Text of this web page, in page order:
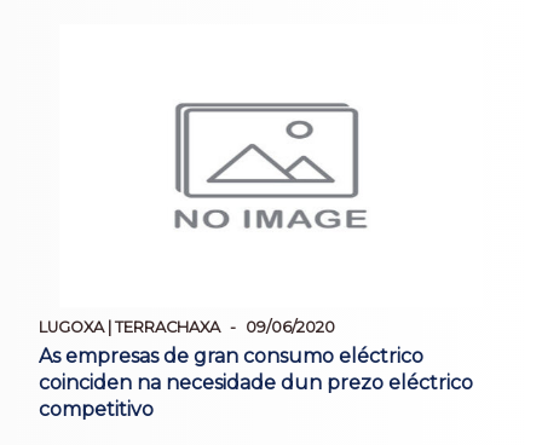
LUGOXA | TERRACHAXA 09/06/2020
As empresas de gran consumo eléctrico
coinciden na necesidade dun prezo eléctrico
competitivo